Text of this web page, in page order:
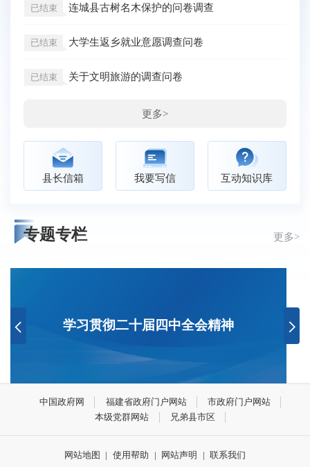
已结束 连城县古树名木保护的问卷调查
已结束 大学生返乡就业意愿调查问卷
已结束 关于文明旅游的调查问卷
更多>
县长信箱 我要写信 互动知识库
专题专栏 更多>
学习贯彻二十届四中全会精神
中国政府网 福建省政府门户网站
市政府门户网站
本级党群网站
兄弟县市区
网站地图 | 使用帮助 | 网站声明 | 联系我们